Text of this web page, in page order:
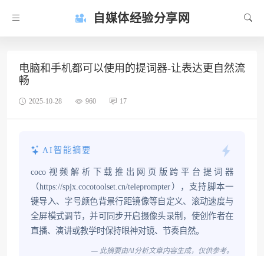
自媒体经验分享网
电脑和手机都可以使用的提词器-让表达更自然流
畅
2025-10-28 960 17
AI智能摘要
coco视频解析下载推出网页版跨平台提词器
（https://spjx.cocotoolset.cn/teleprompter），支持脚本一
键导入、字号颜色背景行距镜像等自定义、滚动速度与
全屏模式调节，并可同步开启摄像头录制，使创作者在
直播、演讲或教学时保持眼神对镜、节奏自然。
— 此摘要由AI分析文章内容生成，仅供参考。